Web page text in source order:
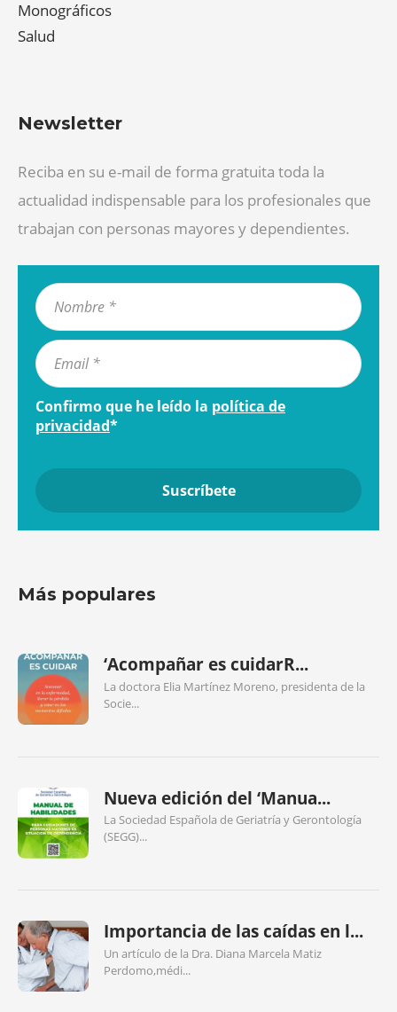
Monográficos
Salud
Newsletter
Reciba en su e-mail de forma gratuita toda la
actualidad indispensable para los profesionales que
trabajan con personas mayores y dependientes.
Confirmo que he leído la política de
privacidad*
Más populares
‘Acompañar es cuidarR...
La doctora Elia Martínez Moreno, presidenta de la
Socie...
Nueva edición del ‘Manua...
La Sociedad Española de Geriatría y Gerontología
(SEGG)...
Importancia de las caídas en l...
Un artículo de la Dra. Diana Marcela Matiz
Perdomo,médi...